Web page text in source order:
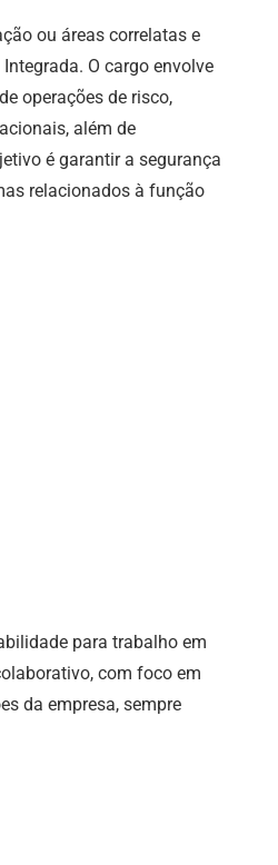
ou áreas correlatas e
O cargo envolve
operações de risco,
além de
é garantir a segurança
relacionados à função
para trabalho em
com foco em
da empresa, sempre